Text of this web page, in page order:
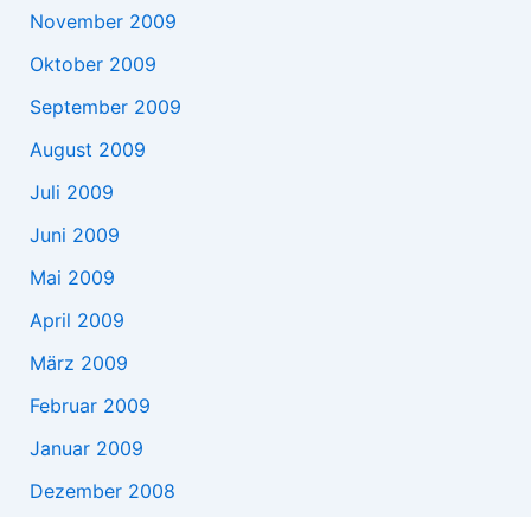
November 2009
Oktober 2009
September 2009
August 2009
Juli 2009
Juni 2009
Mai 2009
April 2009
März 2009
Februar 2009
Januar 2009
Dezember 2008